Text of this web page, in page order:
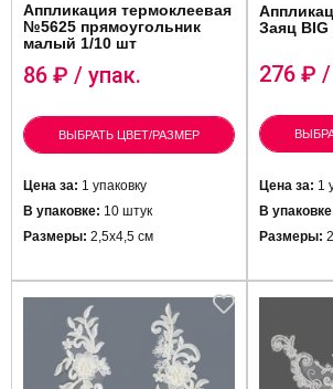
Аппликация термоклеевая
№5625 прямоугольник
малый 1/10 шт
86 ₽ / упак.
ВЫБРАТЬ ЦВЕТ/РАЗМЕР
Цена за: 1 упаковку
В упаковке: 10 штук
Размеры: 2,5х4,5 см
Заяц
276 ₽ /
Цена за: 1
В
Размеры: